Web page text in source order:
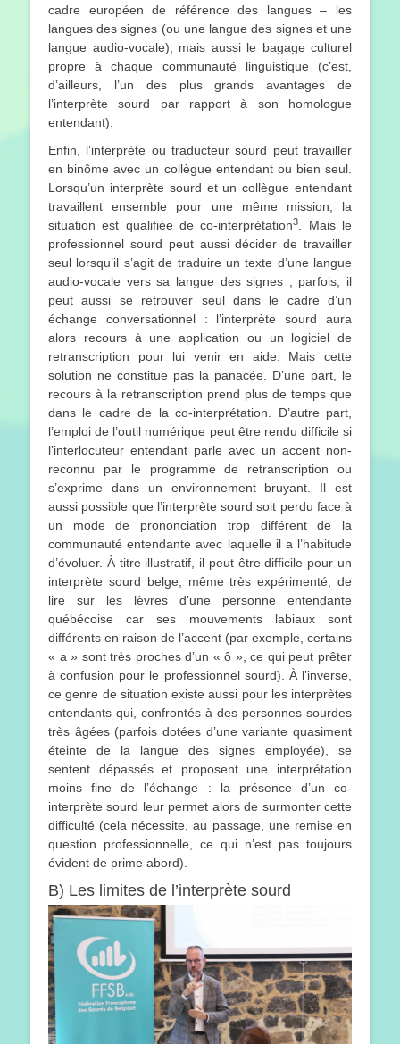
cadre européen de référence des langues – les
langues des signes (ou une langue des signes et une
langue audio-vocale), mais aussi le bagage culturel
propre à chaque communauté linguistique (c’est,
d’ailleurs, l’un des plus grands avantages de
l’interprète sourd par rapport à son homologue
entendant).
Enfin, l’interprète ou traducteur sourd peut travailler
en binôme avec un collègue entendant ou bien seul.
Lorsqu’un interprète sourd et un collègue entendant
travaillent ensemble pour une même mission, la
situation est qualifiée de co-interprétation3. Mais le
professionnel sourd peut aussi décider de travailler
seul lorsqu’il s’agit de traduire un texte d’une langue
audio-vocale vers sa langue des signes ; parfois, il
peut aussi se retrouver seul dans le cadre d’un
échange conversationnel : l’interprète sourd aura
alors recours à une application ou un logiciel de
retranscription pour lui venir en aide. Mais cette
solution ne constitue pas la panacée. D’une part, le
recours à la retranscription prend plus de temps que
dans le cadre de la co-interprétation. D’autre part,
l’emploi de l’outil numérique peut être rendu difficile si
l’interlocuteur entendant parle avec un accent non-
reconnu par le programme de retranscription ou
s’exprime dans un environnement bruyant. Il est
aussi possible que l’interprète sourd soit perdu face à
un mode de prononciation trop différent de la
communauté entendante avec laquelle il a l’habitude
d’évoluer. À titre illustratif, il peut être difficile pour un
interprète sourd belge, même très expérimenté, de
lire sur les lèvres d’une personne entendante
québécoise car ses mouvements labiaux sont
différents en raison de l’accent (par exemple, certains
« a » sont très proches d’un « ô », ce qui peut prêter
à confusion pour le professionnel sourd). À l’inverse,
ce genre de situation existe aussi pour les interprètes
entendants qui, confrontés à des personnes sourdes
très âgées (parfois dotées d’une variante quasiment
éteinte de la langue des signes employée), se
sentent dépassés et proposent une interprétation
moins fine de l’échange : la présence d’un co-
interprète sourd leur permet alors de surmonter cette
difficulté (cela nécessite, au passage, une remise en
question professionnelle, ce qui n’est pas toujours
évident de prime abord).
B) Les limites de l’interprète sourd